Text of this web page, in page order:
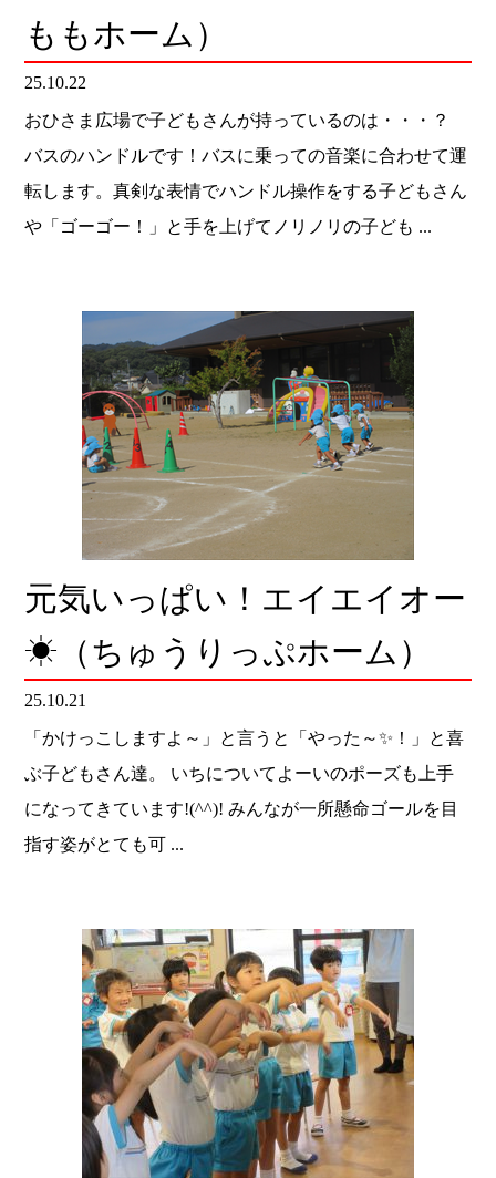
ももホーム）
25.10.22
おひさま広場で子どもさんが持っているのは・・・？
バスのハンドルです！バスに乗っての音楽に合わせて運
転します。真剣な表情でハンドル操作をする子どもさん
や「ゴーゴー！」と手を上げてノリノリの子ども ...
元気いっぱい！エイエイオー
☀（ちゅうりっぷホーム）
25.10.21
「かけっこしますよ～」と言うと「やった～✨！」と喜
ぶ子どもさん達。 いちについてよーいのポーズも上手
になってきています!(^^)! みんなが一所懸命ゴールを目
指す姿がとても可 ...